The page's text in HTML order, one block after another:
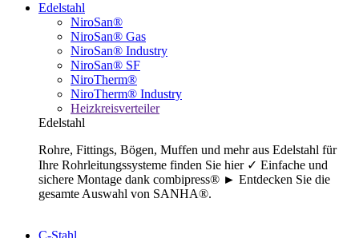
Edelstahl
NiroSan®
NiroSan® Gas
NiroSan® Industry
NiroSan® SF
NiroTherm®
NiroTherm® Industry
Heizkreisverteiler
Edelstahl
Rohre, Fittings, Bögen, Muffen und mehr aus Edelstahl für
Ihre Rohrleitungssysteme finden Sie hier ✓ Einfache und
sichere Montage dank combipress® ► Entdecken Sie die
gesamte Auswahl von SANHA®.